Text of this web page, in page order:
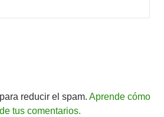
reducir el spam. Aprende cómo
tus comentarios.